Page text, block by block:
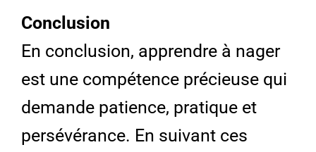
Conclusion
En conclusion, apprendre à nager
est une compétence précieuse qui
demande patience, pratique et
persévérance. En suivant ces